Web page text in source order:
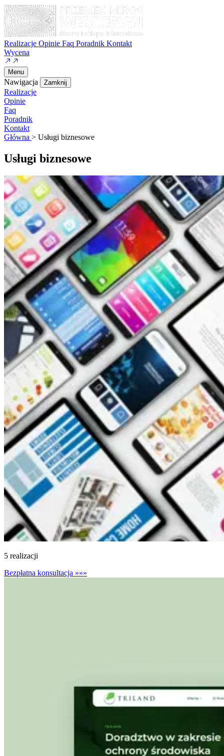
Realizacje Opinie Faq Poradnik Kontakt
Wycena
Menu
Nawigacja Zamknij
Realizacje
Opinie
Faq
Poradnik
Kontakt
Główna > Usługi biznesowe
Usługi biznesowe
5 realizacji
Bezpłatna konsultacja »»»